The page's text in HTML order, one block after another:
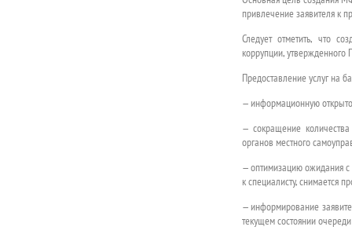
привлечение заявителя к
Следует отметить, что
коррупции,
Предоставление услуг на
— информационную
— сокращение
органов местного
— оптимизацию ожидания
к специалисту, снимается
— информирование
текущем состоянии